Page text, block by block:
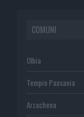
COMUNI
Olbia
Tempio Pausania
Arzachena